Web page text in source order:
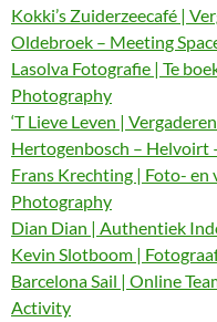
Kokki’s Zuiderzeecafé |
Oldebroek – Meeting
Lasolva Fotografie | Te
Photography
‘T Lieve Leven |
Hertogenbosch – Helvoirt
Frans Krechting | Foto-
Photography
Dian Dian | Authentiek
Kevin Slotboom |
Barcelona Sail | Online
Activity